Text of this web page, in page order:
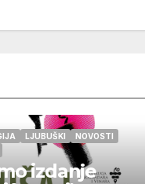
LJUBUŠKI
NOVOSTI
izdanje